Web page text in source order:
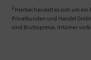
2 Hierbei handelt es sich um
Privatkunden und Handel
sind Bruttopreise. Irrtümer